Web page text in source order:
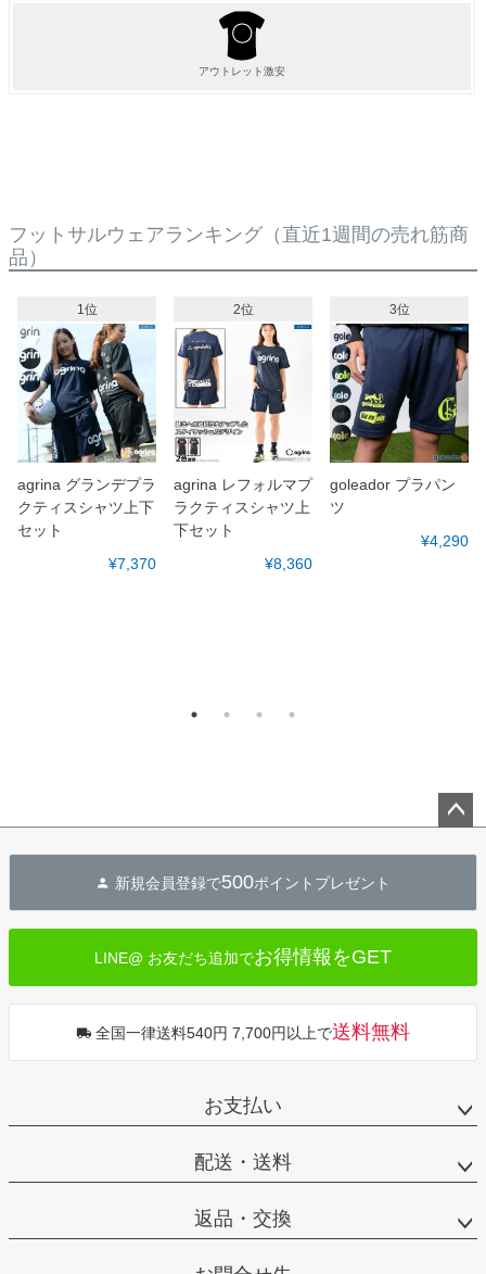
アウトレット激安
フットサルウェアランキング （直近1週間の売れ筋商
品）
1位
agrina グランデプラ
クティスシャツ上下
セット
¥7,370
2位
agrina レフォルマプ
ラクティスシャツ上
下セット
¥8,360
3位
goleador プラパン
ツ
¥4,290
へ
新規会員登録で500ポイントプレゼント
LINE@ お友だち追加でお得情報をGET
全国一律送料540円 7,700円以上で送料無料
お支払い
配送・送料
返品・交換